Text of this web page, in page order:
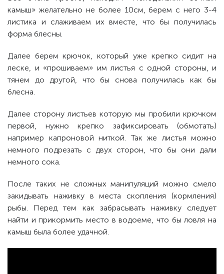
камыш» желательно не более 10см, берем с него 3-4
листика и слаживаем их вместе, что бы получилась
форма блесны.
Далее берем крючок, который уже крепко сидит на
леске, и «прошиваем» им листья с одной стороны, и
тянем до другой, что бы снова получилась как бы
блесна.
Далее сторону листьев которую мы пробили крючком
первой, нужно крепко зафиксировать (обмотать)
например капроновой ниткой. Так же листья можно
немного подрезать с двух сторон, что бы они дали
немного сока.
После таких не сложных манипуляций можно смело
закидывать наживку в места скопления (кормления)
рыбы. Перед тем как забрасывать наживку следует
найти и прикормить место в водоеме, что бы ловля на
камыш была более удачной.